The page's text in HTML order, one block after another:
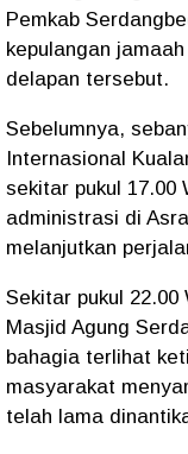
Pemkab
kepulangan
delapan tersebut.
Sebelumnya,
Internasional
sekitar pukul 17.00
administrasi di
melanjutkan
Sekitar pukul
Masjid Agung
bahagia terlihat
masyarakat
telah lama